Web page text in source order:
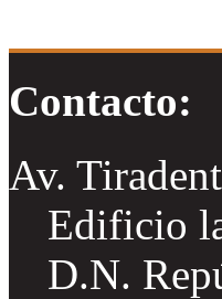
Contacto:
Av.
Edificio
D.N.